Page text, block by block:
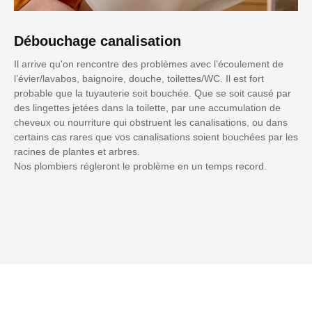
Débouchage canalisation
Il arrive qu'on rencontre des problèmes avec l’écoulement de
l’évier/lavabos, baignoire, douche, toilettes/WC. Il est fort
probable que la tuyauterie soit bouchée. Que se soit causé par
des lingettes jetées dans la toilette, par une accumulation de
cheveux ou nourriture qui obstruent les canalisations, ou dans
certains cas rares que vos canalisations soient bouchées par les
racines de plantes et arbres.
Nos plombiers régleront le problème en un temps record.